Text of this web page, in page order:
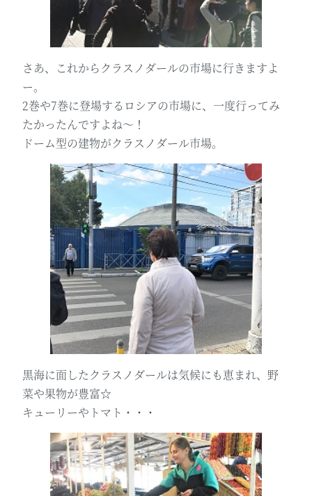
さあ、これからクラスノダールの市場に行きますよ
ー。
2巻や7巻に登場するロシアの市場に、一度行ってみ
たかったんですよね～！
ドーム型の建物がクラスノダール市場。
黒海に面したクラスノダールは気候にも恵まれ、野
菜や果物が豊富☆
キューリーやトマト・・・